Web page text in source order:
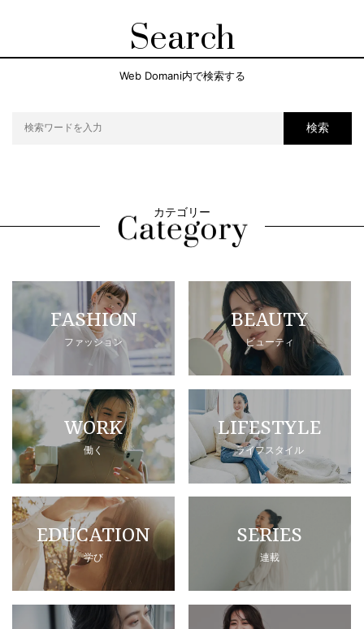
Search
Web Domani内で検索する
検索
カテゴリー
FASHION
ファッション
BEAUTY
ビューティ
WORK
働く
LIFESTYLE
ライフスタイル
EDUCATION
学び
SERIES
連載